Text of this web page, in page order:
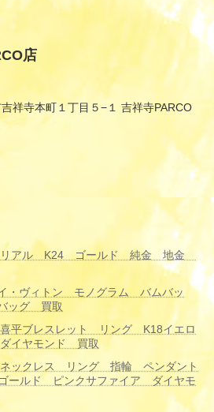
店
祥寺本町１丁目５−１ 吉祥寺PARCO
リアル K24 ゴールド 純金 地金
・ヴィトン モノグラム バムバッ
ッグ 買取
平ブレスレット リング K18イエロ
イヤモンド 買取
ックレス リング 指輪 ペンダント
ールド ピンクサファイア ダイヤモ